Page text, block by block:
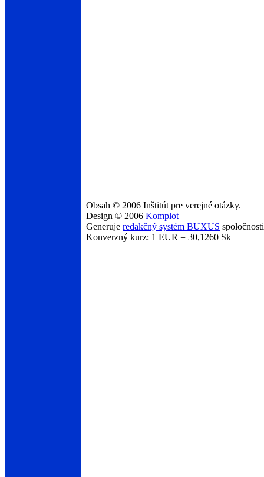
Obsah © 2006 Inštitút pre verejné otázky.
Design © 2006 Komplot
Generuje redakčný systém BUXUS
Konverzný kurz: 1 EUR = 30,1260 Sk